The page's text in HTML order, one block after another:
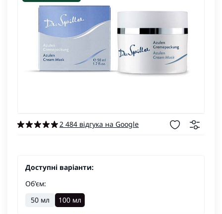
2 484 відгука на Google
Доступні варіанти:
Об'єм:
50 мл
100 мл